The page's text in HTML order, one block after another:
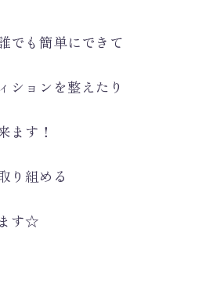
でも簡単にできて
ションを整えたり
ます！
り組める
す☆